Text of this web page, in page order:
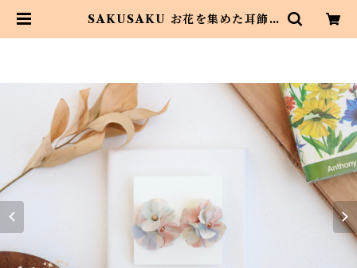
SAKUSAKU お花を集めた耳飾